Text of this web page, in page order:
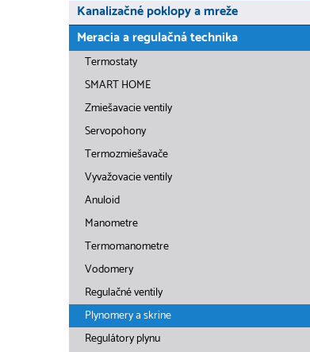
Kanalizačné poklopy a mreže
Meracia a regulačná technika
Termostaty
SMART HOME
Zmiešavacie ventily
Servopohony
Termozmiešavače
Vyvažovacie ventily
Anuloid
Manometre
Termomanometre
Vodomery
Regulačné ventily
Plynomery a skrine
Regulátory plynu